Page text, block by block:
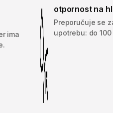
ima
otpornost na
Preporučuje se
upotrebu: do